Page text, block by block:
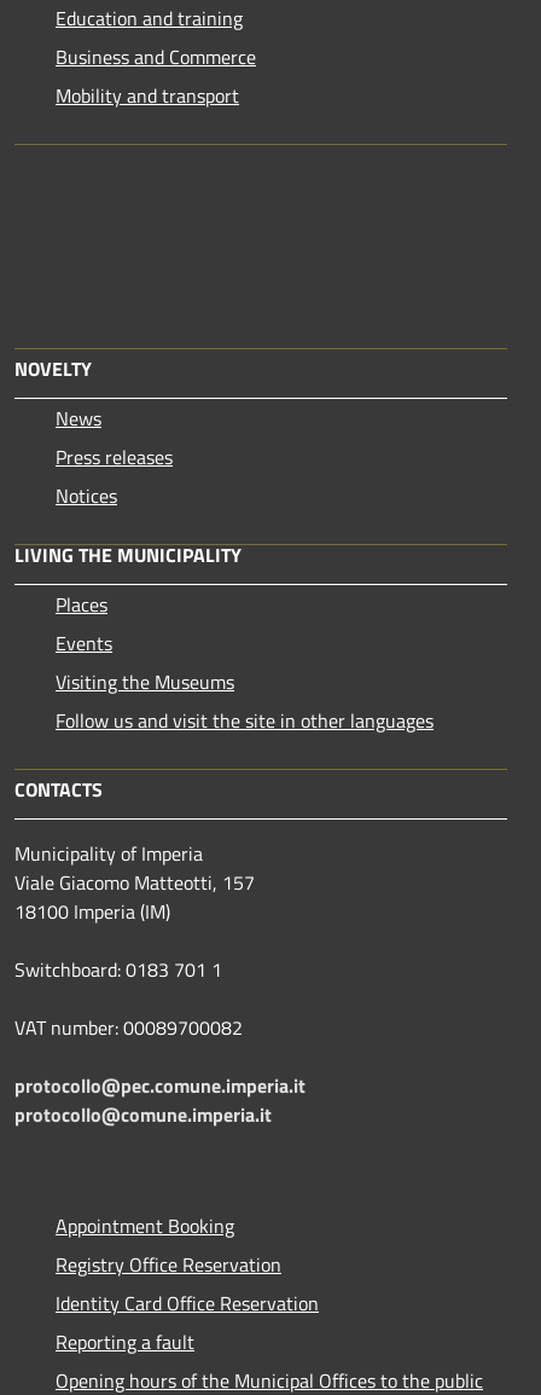
Education and training
Business and Commerce
Mobility and transport
NOVELTY
News
Press releases
Notices
LIVING THE MUNICIPALITY
Places
Events
Visiting the Museums
Follow us and visit the site in other languages
CONTACTS
Municipality of Imperia
Viale Giacomo Matteotti, 157
18100 Imperia (IM)
Switchboard: 0183 701 1
VAT number: 00089700082
protocollo@pec.comune.imperia.it
protocollo@comune.imperia.it
Appointment Booking
Registry Office Reservation
Identity Card Office Reservation
Reporting a fault
Opening hours of the Municipal Offices to the public